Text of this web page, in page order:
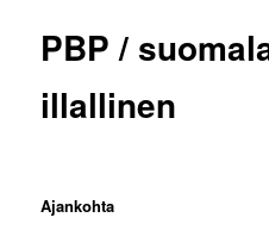
PBP /
illallinen
Ajankohta